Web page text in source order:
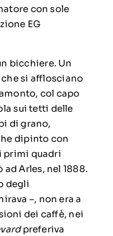
con sole
EG
bicchiere. Un
si afflosciano
col capo
sui tetti delle
di grano,
dipinto con
primi quadri
ad Arles, nel 1888.
degli
–, non era a
dei caffè, nei
preferiva